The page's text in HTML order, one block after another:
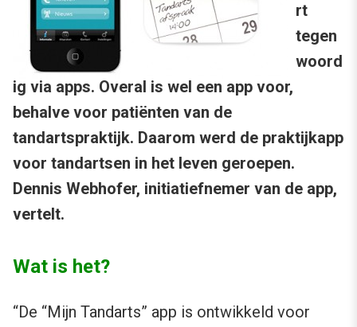
rt
tegen
woord
ig via apps. Overal is wel een app voor,
behalve voor patiënten van de
tandartspraktijk. Daarom werd de praktijkapp
voor tandartsen in het leven geroepen.
Dennis Webhofer, initiatiefnemer van de app,
vertelt.
Wat is het?
“De “Mijn Tandarts” app is ontwikkeld voor